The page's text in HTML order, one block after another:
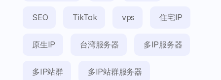
SEO TikTok vps 住宅IP
原生IP 台湾服务器 多IP服务器
多IP站群 多IP站群服务器